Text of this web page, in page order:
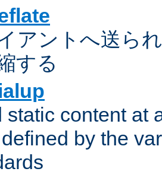
アントへ送ら
する
static content at
by the